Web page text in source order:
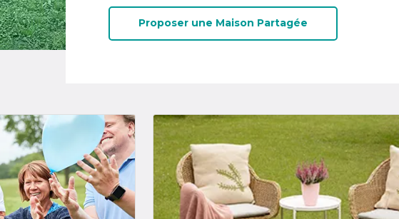
Proposer une Maison Partagée